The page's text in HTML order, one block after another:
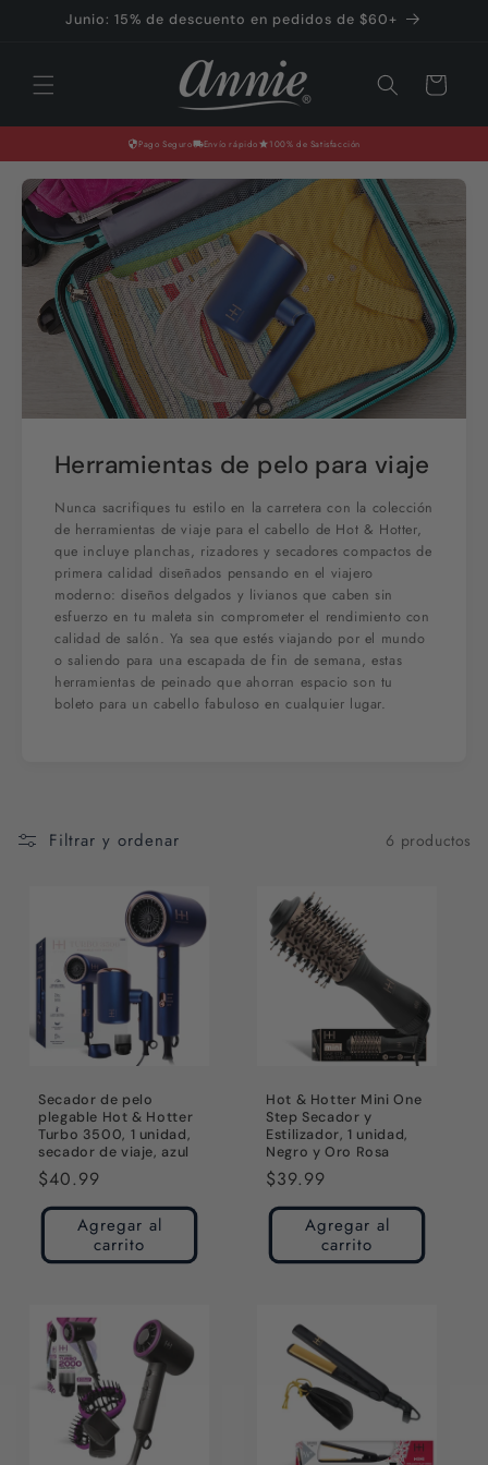
directamente
Junio: 15% de descuento en pedidos de $60+
Carrito
Pago Seguro Envío rápido 100% de Satisfacción
Herramientas de pelo para viaje
Nunca sacrifiques tu estilo en la carretera con la colección
de herramientas de viaje para el cabello de Hot & Hotter,
que incluye planchas, rizadores y secadores compactos de
primera calidad diseñados pensando en el viajero
moderno: diseños delgados y livianos que caben sin
esfuerzo en tu maleta sin comprometer el rendimiento con
calidad de salón. Ya sea que estés viajando por el mundo
o saliendo para una escapada de fin de semana, estas
herramientas de peinado que ahorran espacio son tu
boleto para un cabello fabuloso en cualquier lugar.
Filtrar y ordenar 6 productos
Secador de pelo
plegable Hot & Hotter
Turbo 3500, 1 unidad,
secador de viaje, azul
Precio
habitual
$40.99
Agregar al
carrito
Hot & Hotter Mini One
Step Secador y
Estilizador, 1 unidad,
Negro y Oro Rosa
Precio
habitual
$39.99
Agregar al
carrito